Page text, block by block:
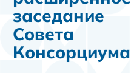
Контакты
Личный кабинет
заседание
Совета
Консорциума